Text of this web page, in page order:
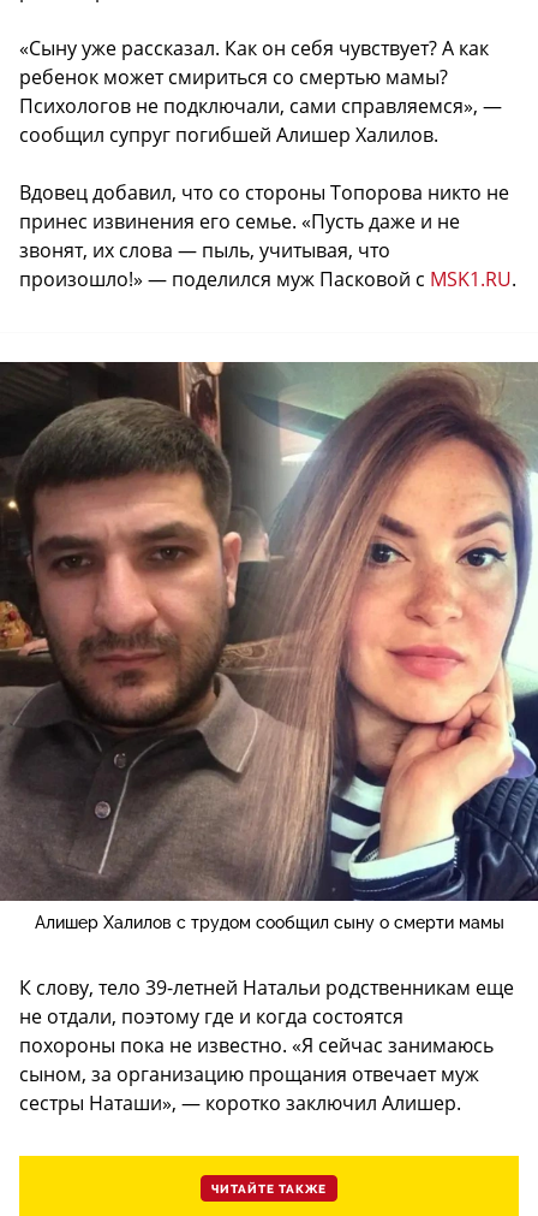
«Сыну уже рассказал. Как он себя чувствует? А как
ребенок может смириться со смертью мамы?
Психологов не подключали, сами справляемся», —
сообщил супруг погибшей Алишер Халилов.
Вдовец добавил, что со стороны Топорова никто не
принес извинения его семье. «Пусть даже и не
звонят, их слова — пыль, учитывая, что
произошло!» — поделился муж Пасковой с MSK1.RU.
Алишер Халилов с трудом сообщил сыну о смерти мамы
К слову, тело 39-летней Натальи родственникам еще
не отдали, поэтому где и когда состоятся
похороны пока не известно. «Я сейчас занимаюсь
сыном, за организацию прощания отвечает муж
сестры Наташи», — коротко заключил Алишер.
ЧИТАЙТЕ ТАКЖЕ